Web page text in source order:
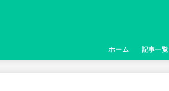
ホーム 記事一覧